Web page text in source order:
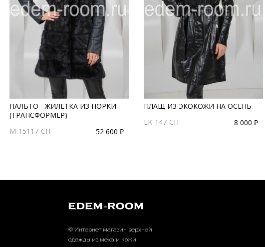
ПАЛЬТО - ЖИЛЕТКА ИЗ НОРКИ
(ТРАНСФОРМЕР)
M-15117-CH
52 600 ₽
ПЛАЩ ИЗ ЭКОКОЖИ НА ОСЕНЬ
EK-147-CH
8 000 ₽
© Интернет магазин верхней
одежды из меха и кожи